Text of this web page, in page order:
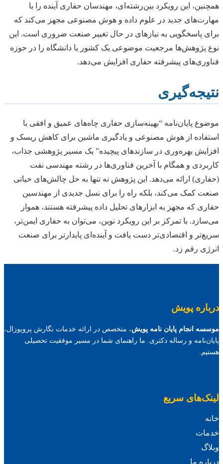
همچنین، این رویکرد بین‌رشته‌ای، مهندسان حفاری آینده را با
مهارت‌های جدید در علوم داده و هوش مصنوعی مجهز می‌کند که
برای پاسخگویی به نیازهای در حال تغییر صنعت ضروری است. این
نوع پژوهش‌ها مرجعیت موضوعی یک کشور یا دانشگاه را در حوزه
فناوری‌های پیشرفته حفاری افزایش می‌دهد.
نتیجه‌گیری
موضوع پایان‌نامه “بهینه‌سازی حفاری چاه‌های عمیق و افقی با
استفاده از هوش مصنوعی و یادگیری ماشین برای کاهش ریسک و
افزایش بهره‌وری در سازندهای پیچیده” یک مسیر پژوهشی جذاب،
کاربردی و همگام با آخرین فناوری‌ها در رشته مهندسی نفت
(حفاری) ارائه می‌دهد. این پژوهش نه تنها به حل چالش‌های حیاتی
صنعت کمک می‌کند، بلکه راه را برای نسل جدیدی از مهندسین
حفاری که مجهز به ابزارهای تحلیل داده پیشرفته هستند، هموار
می‌سازد. با تمرکز بر این رویکرد نوین، می‌توان به حفاری ایمن‌تر،
سریع‌تر و اقتصادی‌تر دست یافت و آینده‌ای پایدارتر برای صنعت
انرژی رقم زد.
درباره پویش
موسسه انجام پایان نامه پویش، متخصص در ارائه خدمات نگارش پروپوزال،
پایان‌نامه و رساله دکتری. ما راهنمای شما در مسیر موفقیت تحصیلی
هستیم.
لینک‌های سریع
خانه
خدمات
وبلاگ
درباره ما